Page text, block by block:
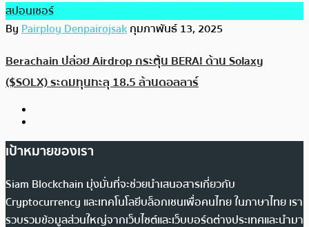
สปอนเซอร์
ByPairploy Denpairojsakกุมภาพันธ์ 13, 2025
Berachain ปล่อย Airdrop กระตุ้น BERA! ด้าน Solaxy
($SOLX) ระดมทุนทะลุ 18.5 ล้านดอลลาร์
เป้าหมายของเรา
Siam Blockchain มุ่งมั่นที่จะช่วยนำเสนอสารเกี่ยวกับ
Cryptocurrency และเทคโนโลยีบล็อกเชนเพื่อคนไทย ในภาษาไทย เรา
รวบรวมข้อมูลส่วนใหญ่จากเว็บไซต์และเว็บบอร์ดต่างประเทศและนำมา